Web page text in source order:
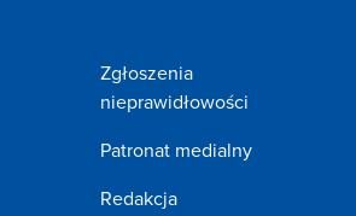
Zgłoszenia
nieprawidłowości
Patronat medialny
Redakcja